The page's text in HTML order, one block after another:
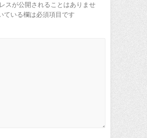
スが公開されることはありませ
ている欄は必須項目です